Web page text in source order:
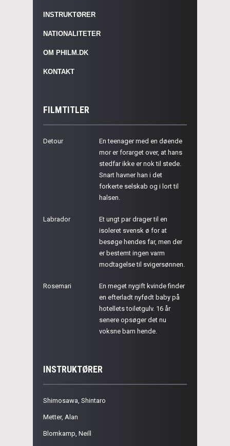
INSTRUKTØRER
NATIONALITETER
OM PHILM.DK
KONTAKT
FILMTITLER
Detour
En teenager med en døende
mor er forarget over, at hans
stedfar ikke er nok til stede.
Snart havner han i det
forkerte selskab og i lort til
halsen.
Labrador
Et ungt par drager til en
isoleret svensk ø for at
besøge hendes far, men der
er bestemt ingen varm
modtagelse til svigersønnen.
Rosemari
En meget nygift kvinde finder
en efterladt nyfødt baby på
hotellets toiletgulv. 16 år
senere opsøger det nu
voksne barn hende.
INSTRUKTØRER
Shimosawa, Shintaro
Metter, Alan
Blomkamp, Neill